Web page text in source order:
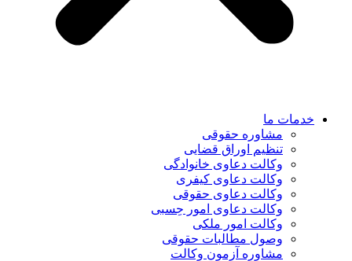
خدمات ما
مشاوره حقوقی
تنظیم اوراق قضایی
وکالت دعاوی خانوادگی
وکالت دعاوی کیفری
وکالت دعاوی حقوقی
وکالت دعاوی امور حِسبی
وکالت امور ملکی
وصول مطالبات حقوقی
مشاوره آزمون وکالت